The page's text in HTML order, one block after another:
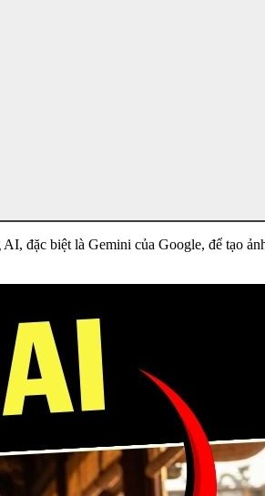
đặc biệt là Gemini của Google, để tạo